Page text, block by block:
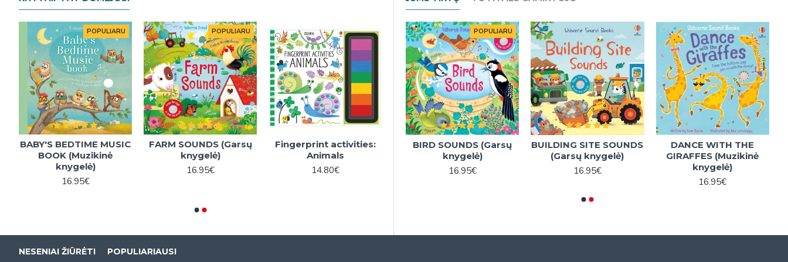
POPULIARU
BABY'S BEDTIME MUSIC
BOOK (Muzikinė
knygelė)
16.95€
POPULIARU
FARM SOUNDS (Garsų
knygelė)
16.95€
Fingerprint activities:
Animals
14.80€
BABY ANIMAL SOUNDS
(Garsų knygelė)
16.95€
POPULIARU
WILD ANIMALS SOUND
BOOK (Garsų knygelė)
16.95€
POPULIARU
BABY'S BEDTIME MUSIC
BOOK (Muzikinė
knygelė)
POPULIARU
BIRD SOUNDS (Garsų
knygelė)
16.95€
BUILDING SITE SOUNDS
(Garsų knygelė)
16.95€
DANCE WITH THE
GIRAFFES (Muzikinė
knygelė)
16.95€
NESENIAI ŽIŪRĖTI POPULIARIAUSI